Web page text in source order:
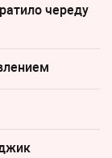
череду